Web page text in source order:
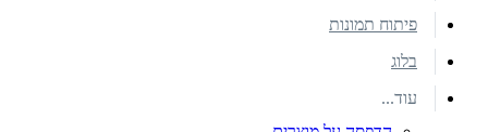
פיתוח תמונות
בלוג
עוד...